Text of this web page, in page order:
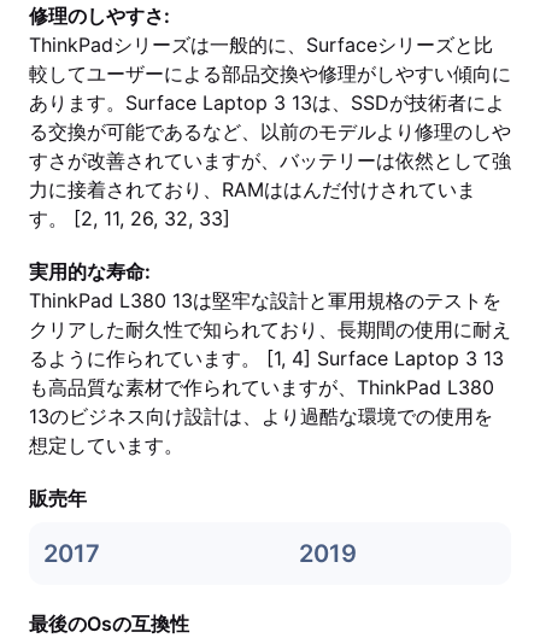
修理のしやすさ:
ThinkPadシリーズは一般的に、Surfaceシリーズと比
較してユーザーによる部品交換や修理がしやすい傾向に
あります。Surface Laptop 3 13は、SSDが技術者によ
る交換が可能であるなど、以前のモデルより修理のしや
すさが改善されていますが、バッテリーは依然として強
力に接着されており、RAMははんだ付けされていま
す。 [2, 11, 26, 32, 33]
実用的な寿命:
ThinkPad L380 13は堅牢な設計と軍用規格のテストを
クリアした耐久性で知られており、長期間の使用に耐え
るように作られています。 [1, 4] Surface Laptop 3 13
も高品質な素材で作られていますが、ThinkPad L380
13のビジネス向け設計は、より過酷な環境での使用を
想定しています。
販売年
2017 2019
最後のOsの互換性